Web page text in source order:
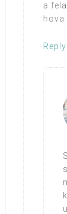
a
hova
Reply